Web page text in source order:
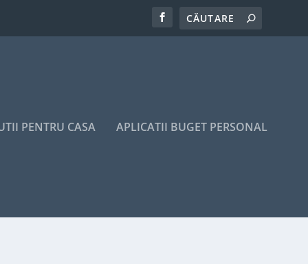
PENTRU CASA APLICATII BUGET PERSONAL